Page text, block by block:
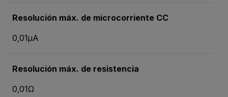
Resolución máx. de microcorriente CC
0,01µA
Resolución máx. de resistencia
0,01Ω